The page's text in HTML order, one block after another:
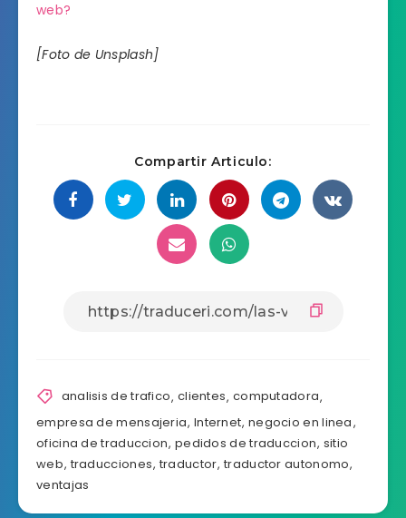
web?
[Foto de Unsplash]
Compartir Articulo:
analisis de trafico, clientes, computadora,
empresa de mensajeria, Internet, negocio en linea,
oficina de traduccion, pedidos de traduccion, sitio
web, traducciones, traductor,traductor autonomo,
ventajas